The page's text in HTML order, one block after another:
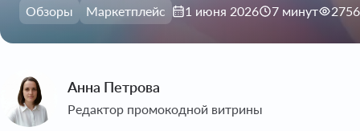
Обзоры Маркетплейс 1 июня 2026 7 минут 2756
Анна Петрова
Редактор промокодной витрины